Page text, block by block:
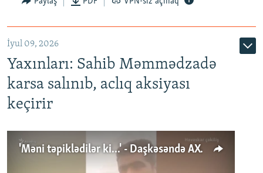
İyul 09, 2026
Yaxınları: Sahib Məmmədzadə
karsa salınıb, aclıq aksiyası
keçirir
'Məni təpiklədilər ki...' - Daşkəsəndə AXCP fəalının yaxınları onun həbsinə etiraz edirlər